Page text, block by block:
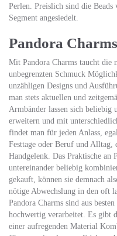
Perlen. Preislich sind die Beads
Segment angesiedelt.
Pandora Charms
Mit Pandora Charms taucht die
unbegrenzten Schmuck
unzähligen Designs und
man stets aktuellen und
Armbänder lassen sich beliebig
erweitern und mit
findet man für jeden Anlass,
Festtage oder Beruf und Alltag,
Handgelenk. Das Praktische an
untereinander beliebig
gekauft, können sie demnach
nötige Abwechslung in den oft
Pandora Charms sind aus
hochwertig verarbeitet. Es gibt
einer aufregenden Material